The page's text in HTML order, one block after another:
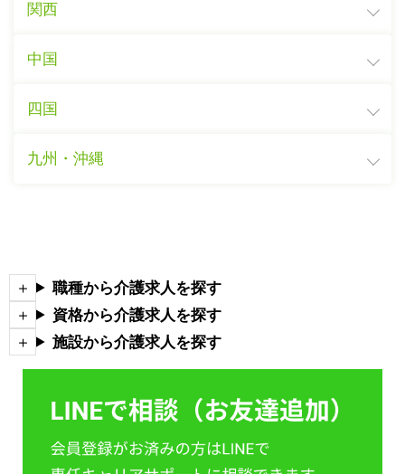
関西
中国
四国
九州・沖縄
職種から介護求人を探す
資格から介護求人を探す
施設から介護求人を探す